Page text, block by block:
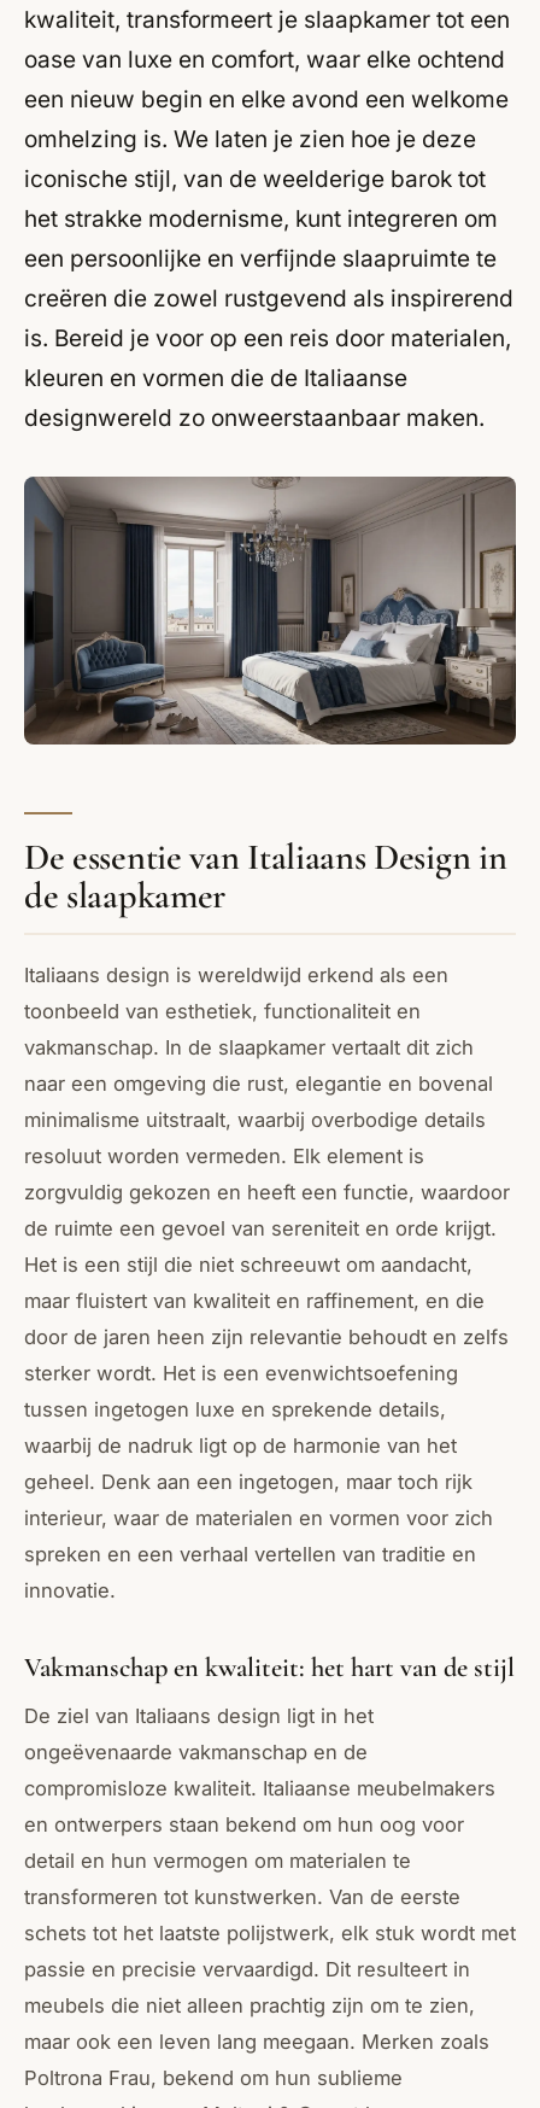
kwaliteit, transformeert je slaapkamer tot een
oase van luxe en comfort, waar elke ochtend
een nieuw begin en elke avond een welkome
omhelzing is. We laten je zien hoe je deze
iconische stijl, van de weelderige barok tot
het strakke modernisme, kunt integreren om
een persoonlijke en verfijnde slaapruimte te
creëren die zowel rustgevend als inspirerend
is. Bereid je voor op een reis door materialen,
kleuren en vormen die de Italiaanse
designwereld zo onweerstaanbaar maken.
De essentie van Italiaans Design in
de slaapkamer
Italiaans design is wereldwijd erkend als een
toonbeeld van esthetiek, functionaliteit en
vakmanschap. In de slaapkamer vertaalt dit zich
naar een omgeving die rust, elegantie en bovenal
minimalisme uitstraalt, waarbij overbodige details
resoluut worden vermeden. Elk element is
zorgvuldig gekozen en heeft een functie, waardoor
de ruimte een gevoel van sereniteit en orde krijgt.
Het is een stijl die niet schreeuwt om aandacht,
maar fluistert van kwaliteit en raffinement, en die
door de jaren heen zijn relevantie behoudt en zelfs
sterker wordt. Het is een evenwichtsoefening
tussen ingetogen luxe en sprekende details,
waarbij de nadruk ligt op de harmonie van het
geheel. Denk aan een ingetogen, maar toch rijk
interieur, waar de materialen en vormen voor zich
spreken en een verhaal vertellen van traditie en
innovatie.
Vakmanschap en kwaliteit: het hart van de stijl
De ziel van Italiaans design ligt in het
ongeëvenaarde vakmanschap en de
compromisloze kwaliteit. Italiaanse meubelmakers
en ontwerpers staan bekend om hun oog voor
detail en hun vermogen om materialen te
transformeren tot kunstwerken. Van de eerste
schets tot het laatste polijstwerk, elk stuk wordt met
passie en precisie vervaardigd. Dit resulteert in
meubels die niet alleen prachtig zijn om te zien,
maar ook een leven lang meegaan. Merken zoals
Poltrona Frau, bekend om hun sublieme